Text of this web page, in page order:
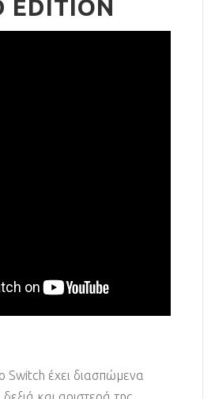
EDITION
Switch έχει διασπώμενα